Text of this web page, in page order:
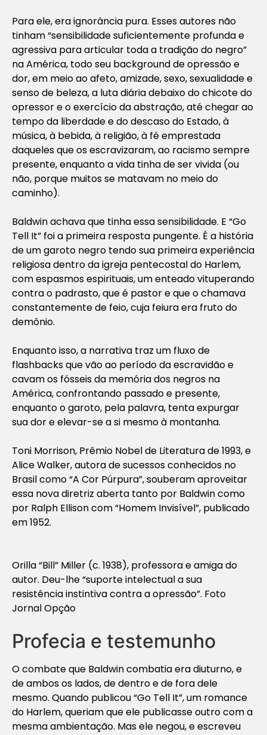
Para ele, era ignorância pura. Esses autores não
tinham “sensibilidade suficientemente profunda e
agressiva para articular toda a tradição do negro”
na América, todo seu background de opressão e
dor, em meio ao afeto, amizade, sexo, sexualidade e
senso de beleza, a luta diária debaixo do chicote do
opressor e o exercício da abstração, até chegar ao
tempo da liberdade e do descaso do Estado, à
música, à bebida, à religião, à fé emprestada
daqueles que os escravizaram, ao racismo sempre
presente, enquanto a vida tinha de ser vivida (ou
não, porque muitos se matavam no meio do
caminho).
Baldwin achava que tinha essa sensibilidade. E “Go
Tell It” foi a primeira resposta pungente. É a história
de um garoto negro tendo sua primeira experiência
religiosa dentro da igreja pentecostal do Harlem,
com espasmos espirituais, um enteado vituperando
contra o padrasto, que é pastor e que o chamava
constantemente de feio, cuja feiura era fruto do
demônio.
Enquanto isso, a narrativa traz um fluxo de
flashbacks que vão ao período da escravidão e
cavam os fósseis da memória dos negros na
América, confrontando passado e presente,
enquanto o garoto, pela palavra, tenta expurgar
sua dor e elevar-se a si mesmo à montanha.
Toni Morrison, Prêmio Nobel de Literatura de 1993, e
Alice Walker, autora de sucessos conhecidos no
Brasil como “A Cor Púrpura”, souberam aproveitar
essa nova diretriz aberta tanto por Baldwin como
por Ralph Ellison com “Homem Invisível”, publicado
em 1952.
Orilla “Bill” Miller (c. 1938), professora e amiga do
autor. Deu-lhe “suporte intelectual a sua
resistência instintiva contra a opressão”. Foto
Jornal Opção
Profecia e testemunho
O combate que Baldwin combatia era diuturno, e
de ambos os lados, de dentro e de fora dele
mesmo. Quando publicou “Go Tell It”, um romance
do Harlem, queriam que ele publicasse outro com a
mesma ambientação. Mas ele negou, e escreveu